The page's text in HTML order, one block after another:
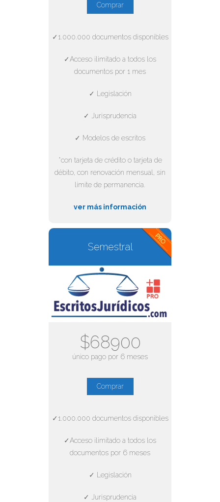
Comprar
✓1.000.000 documentos disponibles
✓Acceso ilimitado a todos los
documentos por 1 mes
✓ Legislación
✓ Jurisprudencia
✓ Modelos de escritos
*con tarjeta de crédito o tarjeta de
débito, con renovación mensual, sin
límite de permanencia.
ver más información
Semestral
$68900
único pago por 6 meses
Comprar
✓1.000.000 documentos disponibles
✓Acceso ilimitado a todos los
documentos por 6 meses
✓ Legislación
✓ Jurisprudencia